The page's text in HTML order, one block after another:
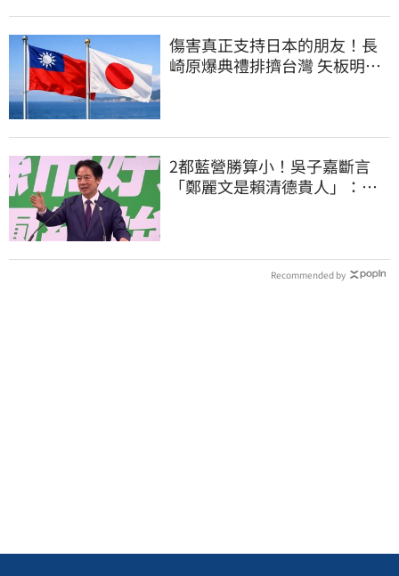
傷害真正支持日本的朋友！長
崎原爆典禮排擠台灣 矢板明夫
2都藍營勝算小！吳子嘉斷言
「鄭麗文是賴清德貴人」：保
Recommended by